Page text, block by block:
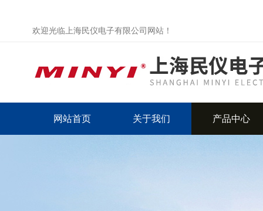
欢迎光临上海民仪电子有限公司网站！
网站首页 关于我们 产品中心